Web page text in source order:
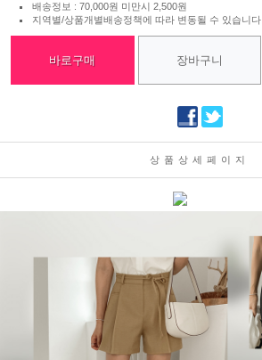
배송정보 : 70,000원 미만시 2,500원
지역별/상품개별배송정책에 따라 변동될 수 있습니다
바로구매 장바구니
상품상세페이지